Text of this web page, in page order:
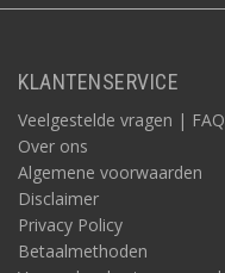
KLANTENSERVICE
Veelgestelde vragen | FAQ
Over ons
Algemene voorwaarden
Disclaimer
Privacy Policy
Betaalmethoden